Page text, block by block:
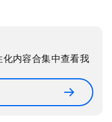
内容合集中查看我